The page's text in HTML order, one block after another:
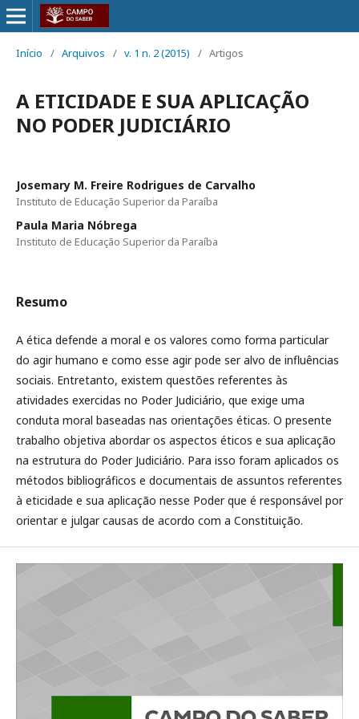
Início / Arquivos / v. 1 n. 2 (2015) / Artigos
A ETICIDADE E SUA APLICAÇÃO
NO PODER JUDICIÁRIO
Josemary M. Freire Rodrigues de Carvalho
Instituto de Educação Superior da Paraíba
Paula Maria Nóbrega
Instituto de Educação Superior da Paraíba
Resumo
A ética defende a moral e os valores como forma particular
do agir humano e como esse agir pode ser alvo de influências
sociais. Entretanto, existem questões referentes às
atividades exercidas no Poder Judiciário, que exige uma
conduta moral baseadas nas orientações éticas. O presente
trabalho objetiva abordar os aspectos éticos e sua aplicação
na estrutura do Poder Judiciário. Para isso foram aplicados os
métodos bibliográficos e documentais de assuntos referentes
à eticidade e sua aplicação nesse Poder que é responsável por
orientar e julgar causas de acordo com a Constituição.